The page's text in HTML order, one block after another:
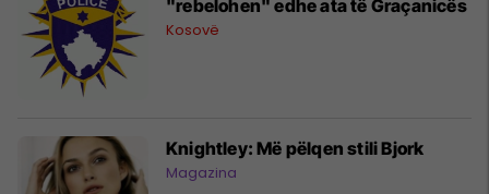
"rebelohen" edhe ata të Graçanicës
Kosovë
Knightley: Më pëlqen stili Bjork
Magazina